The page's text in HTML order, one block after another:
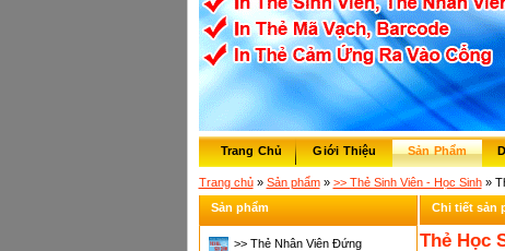
Trang Chủ Giới Thiệu Sản Phẩm
Trang chủ» Sản phẩm» >> Thẻ Sinh Viên - Học Sinh»
Chi tiết sản
Thẻ Học
Sản phẩm
>> Thẻ Nhân Viên Đứng